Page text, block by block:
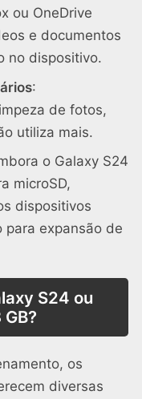
ou OneDrive
e documentos
no dispositivo.
:
de fotos,
utiliza mais.
o Galaxy S24
microSD,
dispositivos
para expansão de
S24 ou
os
diversas